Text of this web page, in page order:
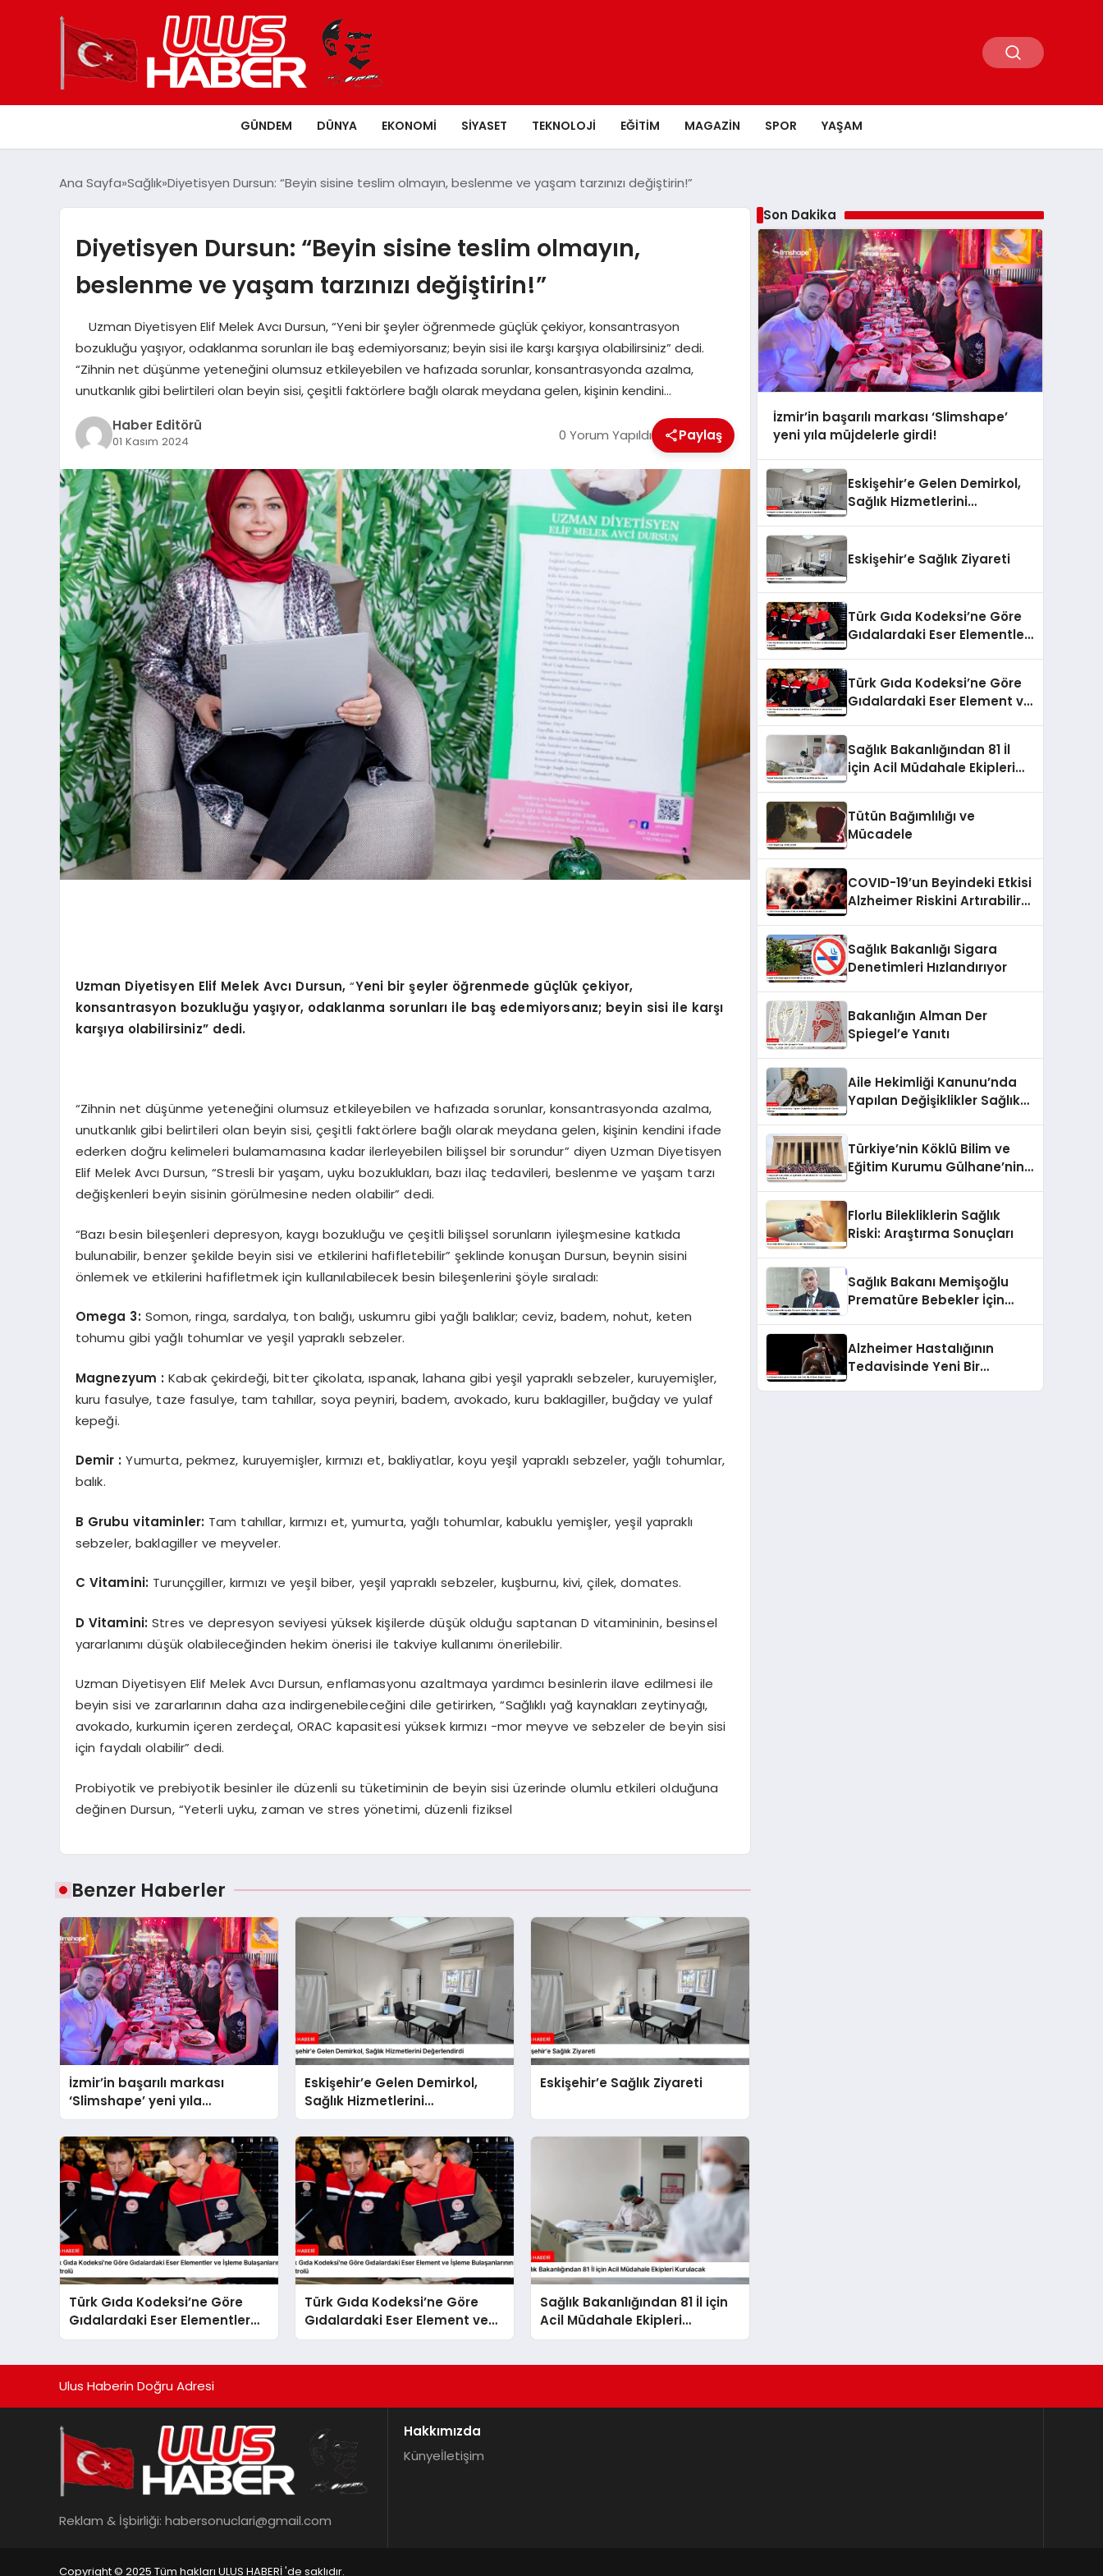
GÜNDEM DÜNYA EKONOMI SIYASET TEKNOLOJI EĞITIM MAGAZIN SPOR YAŞAM
Ana Sayfa Sağlık Diyetisyen Dursun: “Beyin sisine teslim olmayın, beslenme ve yaşam tarzınızı değiştirin!”
Diyetisyen Dursun: “Beyin sisine teslim olmayın,
beslenme ve yaşam tarzınızı değiştirin!”
Uzman Diyetisyen Elif Melek Avcı Dursun, “Yeni bir şeyler öğrenmede güçlük çekiyor, konsantrasyon
bozukluğu yaşıyor, odaklanma sorunları ile baş edemiyorsanız; beyin sisi ile karşı karşıya olabilirsiniz” dedi.
“Zihnin net düşünme yeteneğini olumsuz etkileyebilen ve hafızada sorunlar, konsantrasyonda azalma,
unutkanlık gibi belirtileri olan beyin sisi, çeşitli faktörlere bağlı olarak meydana gelen, kişinin kendini…
Haber Editörü
01 Kasım 2024 0 Yorum Yapıldı Paylaş
Uzman Diyetisyen Elif Melek Avcı Dursun,“Yeni bir şeyler öğrenmede güçlük çekiyor,
konsantrasyon bozukluğu yaşıyor, odaklanma sorunları ile baş edemiyorsanız; beyin sisi ile karşı
karşıya olabilirsiniz” dedi.
“Zihnin net düşünme yeteneğini olumsuz etkileyebilen ve hafızada sorunlar, konsantrasyonda azalma,
unutkanlık gibi belirtileri olan beyin sisi, çeşitli faktörlere bağlı olarak meydana gelen, kişinin kendini ifade
ederken doğru kelimeleri bulamamasına kadar ilerleyebilen bilişsel bir sorundur” diyen Uzman Diyetisyen
Elif Melek Avcı Dursun, “Stresli bir yaşam, uyku bozuklukları, bazı ilaç tedavileri, beslenme ve yaşam tarzı
değişkenleri beyin sisinin görülmesine neden olabilir” dedi.
“Bazı besin bileşenleri depresyon, kaygı bozukluğu ve çeşitli bilişsel sorunların iyileşmesine katkıda
bulunabilir, benzer şekilde beyin sisi ve etkilerini hafifletebilir” şeklinde konuşan Dursun, beynin sisini
önlemek ve etkilerini hafifletmek için kullanılabilecek besin bileşenlerini şöyle sıraladı:
Omega 3: Somon, ringa, sardalya, ton balığı, uskumru gibi yağlı balıklar; ceviz, badem, nohut, keten
tohumu gibi yağlı tohumlar ve yeşil yapraklı sebzeler.
Magnezyum :Kabak çekirdeği, bitter çikolata, ıspanak, lahana gibi yeşil yapraklı sebzeler, kuruyemişler,
kuru fasulye, taze fasulye, tam tahıllar, soya peyniri, badem, avokado, kuru baklagiller, buğday ve yulaf
kepeği.
Demir :Yumurta, pekmez, kuruyemişler, kırmızı et, bakliyatlar, koyu yeşil yapraklı sebzeler, yağlı tohumlar,
balık.
B Grubu vitaminler: Tam tahıllar, kırmızı et, yumurta, yağlı tohumlar, kabuklu yemişler, yeşil yapraklı
sebzeler, baklagiller ve meyveler.
C Vitamini: Turunçgiller, kırmızı ve yeşil biber, yeşil yapraklı sebzeler, kuşburnu, kivi, çilek, domates.
D Vitamini:Stres ve depresyon seviyesi yüksek kişilerde düşük olduğu saptanan D vitamininin, besinsel
yararlanımı düşük olabileceğinden hekim önerisi ile takviye kullanımı önerilebilir.
Uzman Diyetisyen Elif Melek Avcı Dursun, enflamasyonu azaltmaya yardımcı besinlerin ilave edilmesi ile
beyin sisi ve zararlarının daha aza indirgenebileceğini dile getirirken, “Sağlıklı yağ kaynakları zeytinyağı,
avokado, kurkumin içeren zerdeçal, ORAC kapasitesi yüksek kırmızı -mor meyve ve sebzeler de beyin sisi
için faydalı olabilir” dedi.
Probiyotik ve prebiyotik besinler ile düzenli su tüketiminin de beyin sisi üzerinde olumlu etkileri olduğuna
değinen Dursun, “Yeterli uyku, zaman ve stres yönetimi, düzenli fiziksel
Benzer Haberler
İzmir’in başarılı markası
‘Slimshape’ yeni yıla
müjdelerle girdi!
Eskişehir’e Gelen Demirkol,
Sağlık Hizmetlerini
Değerlendirdi
Eskişehir’e Sağlık Ziyareti
Türk Gıda Kodeksi’ne Göre
Gıdalardaki Eser Elementler
ve İşleme Bulaşanlarının
Türk Gıda Kodeksi’ne Göre
Gıdalardaki Eser Element ve
İşleme Bulaşanlarının Kontrolü
Sağlık Bakanlığından 81 İl için
Acil Müdahale Ekipleri
Kurulacak
Son Dakika
İzmir’in başarılı markası ‘Slimshape’
yeni yıla müjdelerle girdi!
Eskişehir’e Gelen Demirkol,
Sağlık Hizmetlerini
Eskişehir’e Sağlık Ziyareti
Türk Gıda Kodeksi’ne Göre
Gıdalardaki Eser Elementler
Türk Gıda Kodeksi’ne Göre
Gıdalardaki Eser Element ve
Sağlık Bakanlığından 81 İl
için Acil Müdahale Ekipleri
Tütün Bağımlılığı ve
Mücadele
COVID-19’un Beyindeki Etkisi
Alzheimer Riskini Artırabilir
Sağlık Bakanlığı Sigara
Denetimleri Hızlandırıyor
Bakanlığın Alman Der
Spiegel’e Yanıtı
Aile Hekimliği Kanunu’nda
Yapılan Değişiklikler Sağlık
Türkiye’nin Köklü Bilim ve
Eğitim Kurumu Gülhane’nin
Florlu Bilekliklerin Sağlık
Riski: Araştırma Sonuçları
Sağlık Bakanı Memişoğlu
Prematüre Bebekler İçin
Alzheimer Hastalığının
Tedavisinde Yeni Bir
Ulus Haberin Doğru Adresi
Reklam & İşbirliği: habersonuclari@gmail.com
Hakkımızda
Künyeİletişim
Copyright © 2025 Tüm hakları ULUS HABERİ 'de saklıdır.